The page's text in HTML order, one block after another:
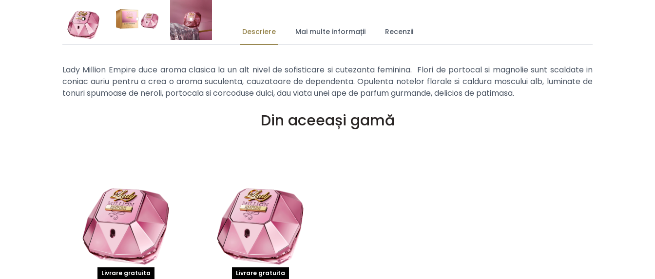
Descriere Mai multe informații Recenzii
Lady Million Empire duce aroma clasica la un alt nivel de sofisticare si cutezanta feminina. Flori de portocal si magnolie sunt scaldate in
coniac auriu pentru a crea o aroma suculenta, cauzatoare de dependenta. Opulenta notelor florale si caldura moscului alb, luminate de
tonuri spumoase de neroli, portocala si corcoduse dulci, dau viata unei ape de parfum gurmande, delicios de patimasa.
Din aceeași gamă
Livrare gratuita Livrare gratuita